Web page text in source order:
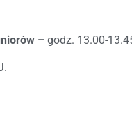
– godz. 13.00-